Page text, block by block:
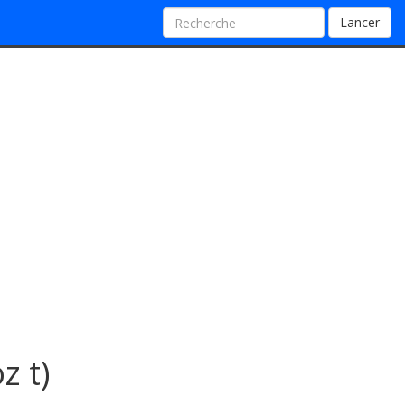
Lancer
t)